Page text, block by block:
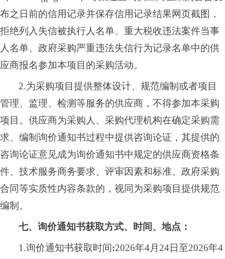
布之日前的信用记录并保存信用记录结果网页截图，
拒绝列入失信被执行人名单、重大税收违法案件当事
人名单、政府采购严重违法失信行为记录名单中的供
应商报名参加本项目的采购活动。
2.为采购项目提供整体设计、规范编制或者项目
管理、监理、检测等服务的供应商，不得参加本采购
项目。供应商为采购人、采购代理机构在确定采购需
求、编制询价通知书过程中提供咨询论证，其提供的
咨询论证意见成为询价通知书中规定的供应商资格条
件、技术服务商务要求、评审因素和标准、政府采购
合同等实质性内容条款的，视同为采购项目提供规范
编制。
七、询价通知书获取方式、时间、地点：
1.询价通知书获取时间:2026年4月 24日至2026年4